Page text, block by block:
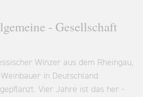
- Gesellschaft
Winzer aus dem Rheingau,
in Deutschland
Vier Jahre ist das her -